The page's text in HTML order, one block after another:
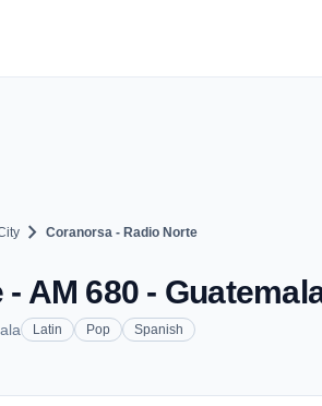
chevron_right Coranorsa - Radio Norte
AM 680 -
Latin Pop Spanish